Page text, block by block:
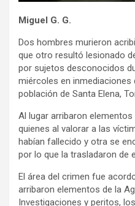
Miguel G. G.
Dos hombres murieron
que otro resultó lesionado
por sujetos desconocidos
miércoles en
población de Santa Elena,
Al lugar arribaron
quienes al valorar a las
habían fallecido y otra se
por lo que la trasladaron de
El área del crimen fue
arribaron elementos de la
Investigaciones y peritos,